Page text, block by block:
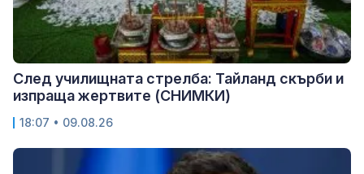
След училищната стрелба: Тайланд скърби и
изпраща жертвите (СНИМКИ)
18:07 • 09.08.26